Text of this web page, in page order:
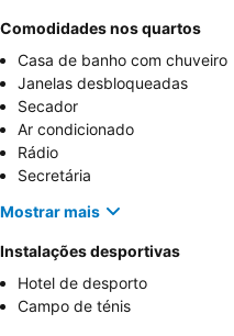
Comodidades nos quartos
Casa de banho com chuveiro
Janelas desbloqueadas
Secador
Ar condicionado
Rádio
Secretária
Mostrar mais
Instalações desportivas
Hotel de desporto
Campo de ténis